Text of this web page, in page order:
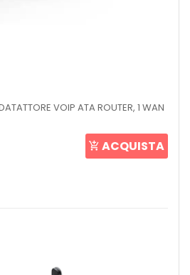
VOIP ATA ROUTER, 1 WAN
ACQUISTA